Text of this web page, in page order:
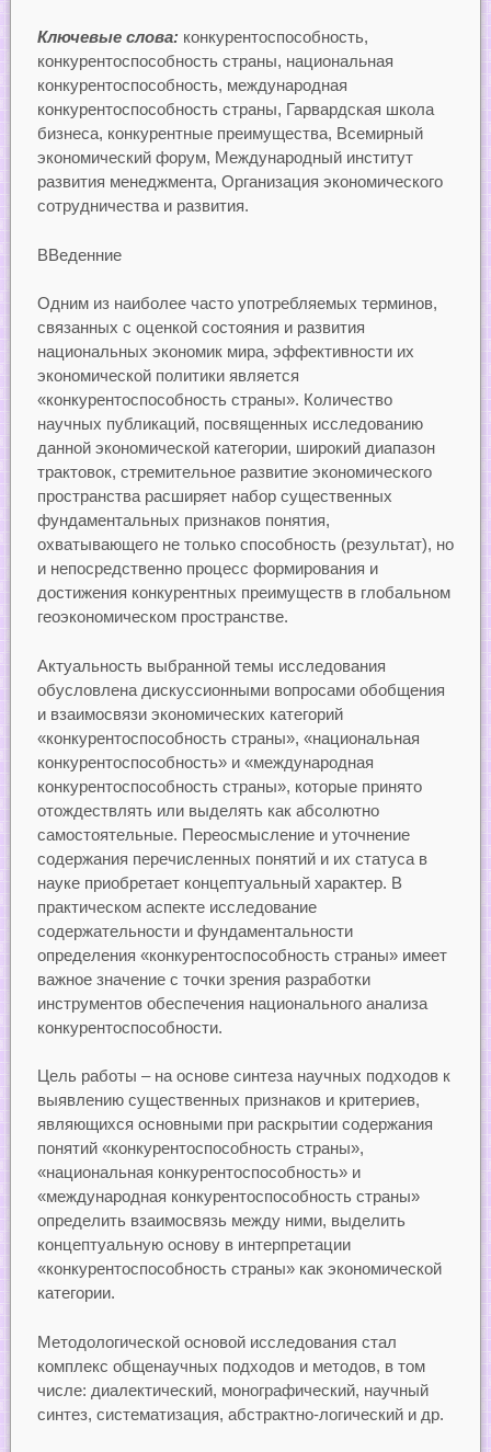
Ключевые слова: конкурентоспособность,
конкурентоспособность страны, национальная
конкурентоспособность, международная
конкурентоспособность страны, Гарвардская школа
бизнеса, конкурентные преимущества, Всемирный
экономический форум, Международный институт
развития менеджмента, Организация экономического
сотрудничества и развития.
ВВеденние
Одним из наиболее часто употребляемых терминов,
связанных с оценкой состояния и развития
национальных экономик мира, эффективности их
экономической политики является
«конкурентоспособность страны». Количество
научных публикаций, посвященных исследованию
данной экономической категории, широкий диапазон
трактовок, стремительное развитие экономического
пространства расширяет набор существенных
фундаментальных признаков понятия,
охватывающего не только способность (результат), но
и непосредственно процесс формирования и
достижения конкурентных преимуществ в глобальном
геоэкономическом пространстве.
Актуальность выбранной темы исследования
обусловлена дискуссионными вопросами обобщения
и взаимосвязи экономических категорий
«конкурентоспособность страны», «национальная
конкурентоспособность» и «международная
конкурентоспособность страны», которые принято
отождествлять или выделять как абсолютно
самостоятельные. Переосмысление и уточнение
содержания перечисленных понятий и их статуса в
науке приобретает концептуальный характер. В
практическом аспекте исследование
содержательности и фундаментальности
определения «конкурентоспособность страны» имеет
важное значение с точки зрения разработки
инструментов обеспечения национального анализа
конкурентоспособности.
Цель работы – на основе синтеза научных подходов к
выявлению существенных признаков и критериев,
являющихся основными при раскрытии содержания
понятий «конкурентоспособность страны»,
«национальная конкурентоспособность» и
«международная конкурентоспособность страны»
определить взаимосвязь между ними, выделить
концептуальную основу в интерпретации
«конкурентоспособность страны» как экономической
категории.
Методологической основой исследования стал
комплекс общенаучных подходов и методов, в том
числе: диалектический, монографический, научный
синтез, систематизация, абстрактно-логический и др.